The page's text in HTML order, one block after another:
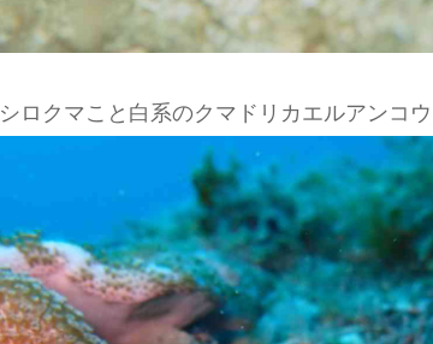
シロクマこと白系のクマドリカエルアンコウ